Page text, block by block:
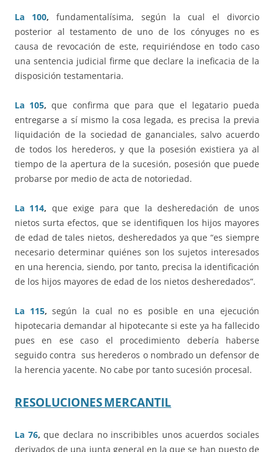
La 100, fundamentalísima, según la cual el divorcio
posterior al testamento de uno de los cónyuges no es
causa de revocación de este, requiriéndose en todo caso
una sentencia judicial firme que declare la ineficacia de la
disposición testamentaria.
La 105,que confirma que para que el legatario pueda
entregarse a sí mismo la cosa legada, es precisa la previa
liquidación de la sociedad de gananciales, salvo acuerdo
de todos los herederos, y que la posesión existiera ya al
tiempo de la apertura de la sucesión, posesión que puede
probarse por medio de acta de notoriedad.
La 114, que exige para que la desheredación de unos
nietos surta efectos, que se identifiquen los hijos mayores
de edad de tales nietos, desheredados ya que “es siempre
necesario determinar quiénes son los sujetos interesados
en una herencia, siendo, por tanto, precisa la identificación
de los hijos mayores de edad de los nietos desheredados”.
La 115,según la cual no es posible en una ejecución
hipotecaria demandar al hipotecante si este ya ha fallecido
pues en ese caso el procedimiento debería haberse
seguido contra sus herederos o nombrado un defensor de
la herencia yacente. No cabe por tanto sucesión procesal.
RESOLUCIONESMERCANTIL
La 76,que declara no inscribibles unos acuerdos sociales
derivados de una junta general en la que se han puesto de